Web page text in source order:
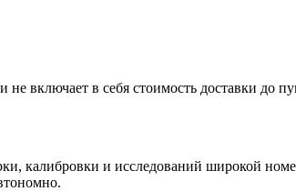
включает в себя стоимость доставки до
калибровки и исследований широкой